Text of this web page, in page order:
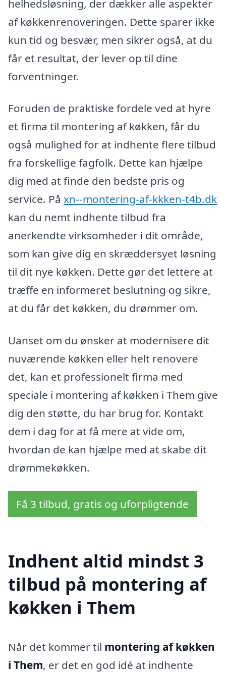
helhedsløsning, der dækker alle aspekter
af køkkenrenoveringen. Dette sparer ikke
kun tid og besvær, men sikrer også, at du
får et resultat, der lever op til dine
forventninger.
Foruden de praktiske fordele ved at hyre
et firma til montering af køkken, får du
også mulighed for at indhente flere tilbud
fra forskellige fagfolk. Dette kan hjælpe
dig med at finde den bedste pris og
service. På xn--montering-af-kkken-t4b.dk
kan du nemt indhente tilbud fra
anerkendte virksomheder i dit område,
som kan give dig en skræddersyet løsning
til dit nye køkken. Dette gør det lettere at
træffe en informeret beslutning og sikre,
at du får det køkken, du drømmer om.
Uanset om du ønsker at modernisere dit
nuværende køkken eller helt renovere
det, kan et professionelt firma med
speciale i montering af køkken i Them give
dig den støtte, du har brug for. Kontakt
dem i dag for at få mere at vide om,
hvordan de kan hjælpe med at skabe dit
drømmekøkken.
Få 3 tilbud, gratis og uforpligtende
Indhent altid mindst 3
tilbud på montering af
køkken i Them
Når det kommer til montering af køkken
i Them, er det en god idé at indhente